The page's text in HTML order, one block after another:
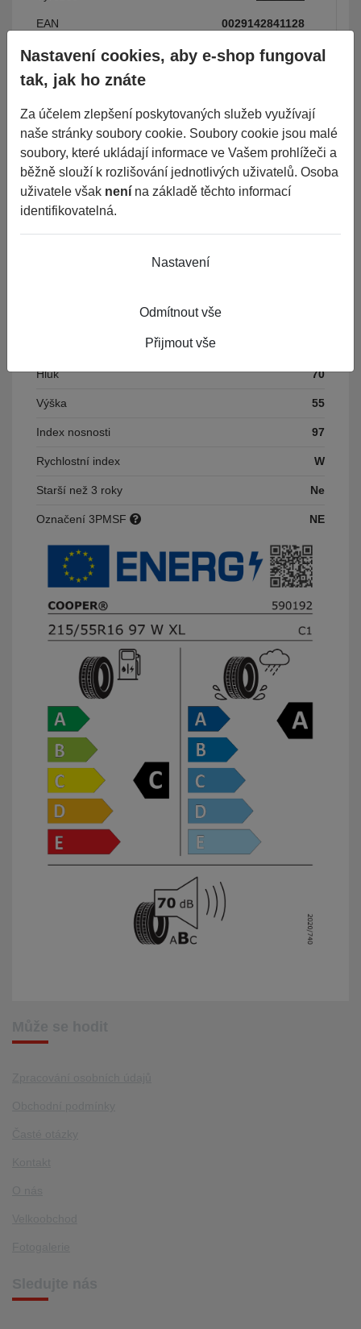
EAN 0029142841128
Číslo karty 87413
Parametry
Období LETNÍ
Šířka
Hluk 70
Výška 55
Index nosnosti 97
Rychlostní index W
Starší než 3 roky Ne
Označení 3PMSF NE
Nastavení cookies, aby e-shop fungoval
tak, jak ho znáte
Za účelem zlepšení poskytovaných služeb využívají
naše stránky soubory cookie. Soubory cookie jsou malé
soubory, které ukládají informace ve Vašem prohlížeči a
běžně slouží k rozlišování jednotlivých uživatelů. Osoba
uživatele však není na základě těchto informací
identifikovatelná.
Nastavení
Odmítnout vše
Přijmout vše